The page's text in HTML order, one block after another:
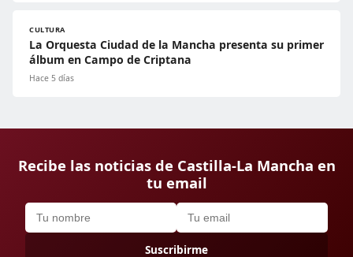
CULTURA
La Orquesta Ciudad de la Mancha presenta su primer
álbum en Campo de Criptana
Hace 5 días
Recibe las noticias de Castilla-La Mancha en
tu email
Suscribirme